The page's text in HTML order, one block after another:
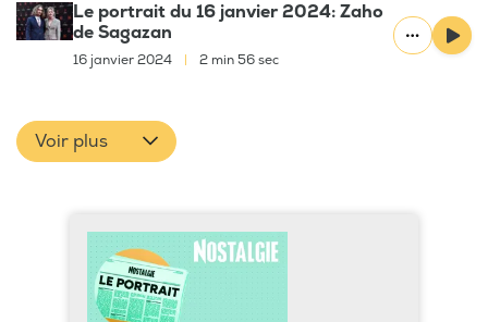
Le portrait du 16 janvier 2024: Zaho
de Sagazan
16 janvier 2024 2 min 56 sec
Voir plus